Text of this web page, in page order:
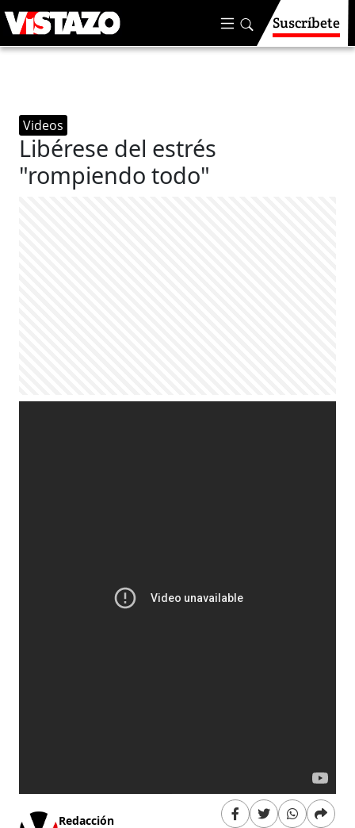
Suscríbete
Videos
Libérese del estrés
"rompiendo todo"
Redacción